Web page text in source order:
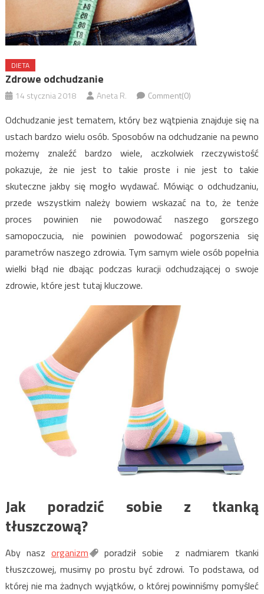
DIETA
Zdrowe odchudzanie
14 stycznia 2018 Aneta R. Comment(0)
Odchudzanie jest tematem, który bez wątpienia znajduje się na
ustach bardzo wielu osób. Sposobów na odchudzanie na pewno
możemy znaleźć bardzo wiele, aczkolwiek rzeczywistość
pokazuje, że nie jest to takie proste i nie jest to takie
skuteczne jakby się mogło wydawać. Mówiąc o odchudzaniu,
przede wszystkim należy bowiem wskazać na to, że tenże
proces powinien nie powodować naszego gorszego
samopoczucia, nie powinien powodować pogorszenia się
parametrów naszego zdrowia. Tym samym wiele osób popełnia
wielki błąd nie dbając podczas kuracji odchudzającej o swoje
zdrowie, które jest tutaj kluczowe.
Jak poradzić sobie z tkanką
tłuszczową?
Aby nasz organizm
poradził sobie z nadmiarem tkanki
tłuszczowej, musimy po prostu być zdrowi. To podstawa, od
której nie ma żadnych wyjątków, o której powinniśmy pomyśleć